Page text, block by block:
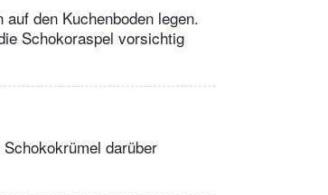
den Kuchenboden legen.
Schokoraspel vorsichtig
darüber